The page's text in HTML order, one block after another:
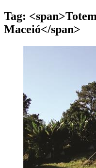
Tag:
Maceió</span>